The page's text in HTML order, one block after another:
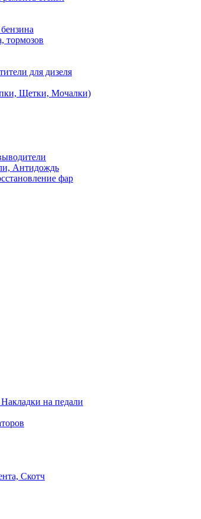
тормозов
для дизеля
Щетки, Мочалки)
Антидождь
фар
на педали
Скотч